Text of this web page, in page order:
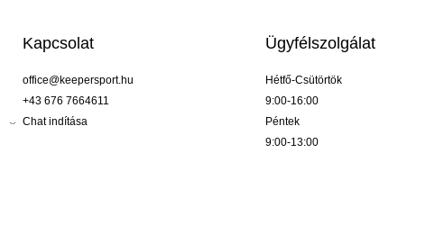
Kapcsolat
office@keepersport.hu
+43 676 7664611
Chat indítása
Ügyfélszolgálat
Hétfő-Csütörtök
9:00-16:00
Péntek
9:00-13:00